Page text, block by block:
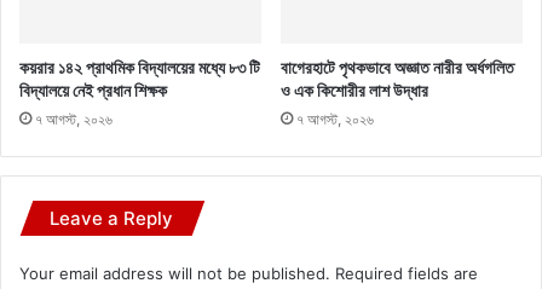
কয়রার ১৪২ প্রাথমিক বিদ্যালয়ের মধ্যে ৮৩ টি
বিদ্যালয়ে নেই প্রধান শিক্ষক
৭ আগস্ট, ২০২৬
বাগেরহাটে পৃথকভাবে অজ্ঞাত নারীর অর্ধগলিত
ও এক কিশোরীর লাশ উদ্ধার
৭ আগস্ট, ২০২৬
Leave a Reply
Your email address will not be published. Required fields are